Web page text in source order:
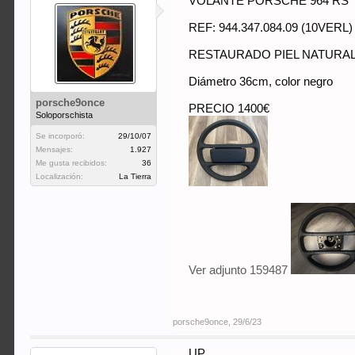
porsche9once
Soloporschista
Se incorporó:
29/10/07
Mensajes:
1.927
Me gusta recibidos:
36
Localización:
La Tierra
REF: 944.347.084.09 (10VERL)
RESTAURADO PIEL
Diámetro 36cm, color negro
PRECIO 1400€
Ver adjunto 159487
porsche9once 29/6/23